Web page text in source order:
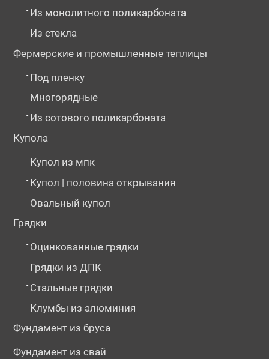
- Из монолитного поликарбоната
- Из стекла
Фермерские и промышленные теплицы
- Под пленку
- Многорядные
- Из сотового поликарбоната
Купола
- Купол из мпк
- Купол | половина открывания
- Овальный купол
Грядки
- Оцинкованные грядки
- Грядки из ДПК
- Стальные грядки
- Клумбы из алюминия
Фундамент из бруса
Фундамент из свай